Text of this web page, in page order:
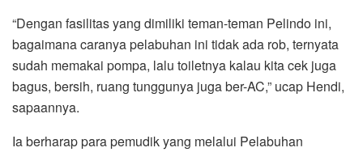
“Dengan fasilitas yang dimiliki teman-teman Pelindo ini,
bagaimana caranya pelabuhan ini tidak ada rob, ternyata
sudah memakai pompa, lalu toiletnya kalau kita cek juga
bagus, bersih, ruang tunggunya juga ber-AC,” ucap Hendi,
sapaannya.
Ia berharap para pemudik yang melalui Pelabuhan